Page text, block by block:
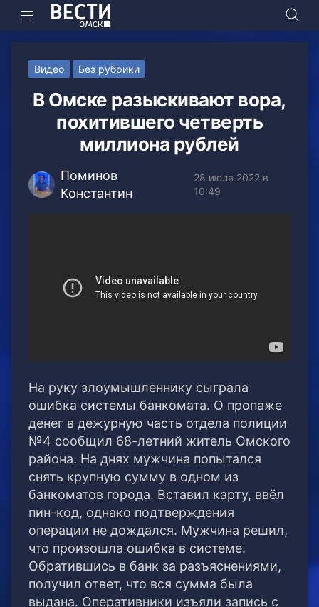
Видео Без рубрики
В Омске разыскивают вора,
похитившего четверть
миллиона рублей
Поминов
Константин
28 июля 2022 в
10:49
На руку злоумышленнику сыграла
ошибка системы банкомата. О пропаже
денег в дежурную часть отдела полиции
№4 сообщил 68-летний житель Омского
района. На днях мужчина попытался
снять крупную сумму в одном из
банкоматов города. Вставил карту, ввёл
пин-код, однако подтверждения
операции не дождался. Мужчина решил,
что произошла ошибка в системе.
Обратившись в банк за разъяснениями,
получил ответ, что вся сумма была
выдана. Оперативники изъяли запись с